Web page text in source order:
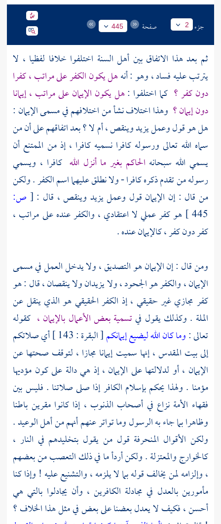
جزء 2 صفحة 445
ثم بعد هذا الاتفاق بين أهل السنة اختلفوا خلافا لفظيا ، لا
يترتب عليه فساد ، وهو : أنههل يكون الكفر على مراتب ، كفرا
دون كفر ؟ كما اختلفوا :هل يكون الإيمان على مراتب ، إيمانا
دون إيمان ؟ وهذا اختلاف نشأ من اختلافهم في مسمى الإيمان :
هل هو قول وعمل يزيد وينقص ، أم لا ؟ بعد اتفاقهم على أن من
سماه الله تعالى ورسوله كافرا نسميه كافرا ، إذ من الممتنع أن
يسمي الله سبحانه الحاكم بغير ما أنزل الله كافرا ، ويسمي
رسوله من تقدم ذكره كافرا - ولا نطلق عليهما اسم الكفر . ولكن
من قال : إن الإيمان قول وعمل يزيد وينقص ، قال : [ ص:
445 ] هو كفر عملي لا اعتقادي ، والكفر عنده على مراتب ،
كفر دون كفر ، كالإيمان عنده .
ومن قال : إن الإيمان هو التصديق ، ولا يدخل العمل في مسمى
الإيمان ، والكفر هو الجحود ، ولا يزيدان ولا ينقصان ، قال : هو
كفر مجازي غير حقيقي ، إذ الكفر الحقيقي هو الذي ينقل عن
الملة . وكذلك يقول فيتسمية بعض الأعمال بالإيمان ، كقوله
تعالى :وما كان الله ليضيع إيمانكم
[ البقرة : 143 ] أي صلاتكم
إلىبيت المقدس ،إنها سميت إيمانا مجازا ، لتوقف صحتها عن
الإيمان ، أو لدلالتها على الإيمان ، إذ هي دالة على كون مؤديها
مؤمنا . ولهذا يحكم بإسلام الكافر إذا صلى صلاتنا . فليس بين
فقهاء الأمة نزاع في أصحاب الذنوب ، إذا كانوا مقرين باطنا
وظاهرا بما جاء به الرسول وما تواتر عنهم أنهم من أهل الوعيد .
ولكن الأقوال المنحرفة قول من يقول بتخليدهم في النار ،
كالخوارجوالمعتزلة. ولكن أردأ ما في ذلك التعصب من بعضهم
، وإلزامه لمن يخالف قوله بما لا يلزمه ، والتشنيع عليه ! وإذا كنا
مأمورين بالعدل في مجادلة الكافرين ، وأن يجادلوا بالتي هي
أحسن ، فكيف لا يعدل بعضنا على بعض في مثل هذا الخلاف ؟